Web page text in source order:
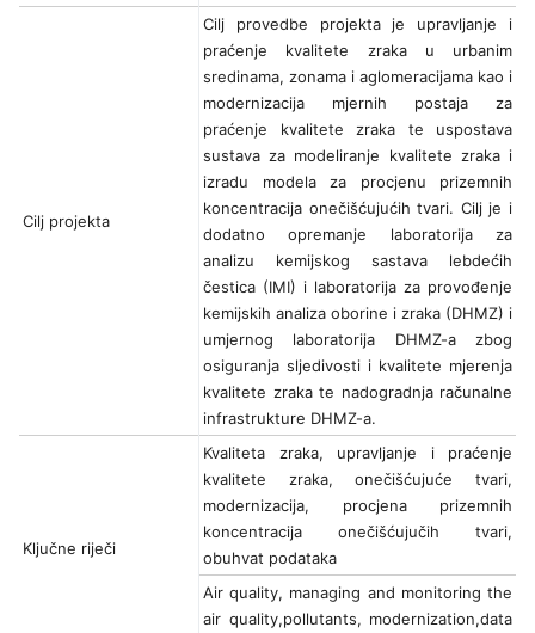
Cilj projekta
Cilj provedbe projekta je upravljanje i
praćenje kvalitete zraka u urbanim
sredinama, zonama i aglomeracijama kao i
modernizacija mjernih postaja za
praćenje kvalitete zraka te uspostava
sustava za modeliranje kvalitete zraka i
izradu modela za procjenu prizemnih
koncentracija onečišćujućih tvari. Cilj je i
dodatno opremanje laboratorija za
analizu kemijskog sastava lebdećih
čestica (IMI) i laboratorija za provođenje
kemijskih analiza oborine i zraka (DHMZ) i
umjernog laboratorija DHMZ-a zbog
osiguranja sljedivosti i kvalitete mjerenja
kvalitete zraka te nadogradnja računalne
infrastrukture DHMZ-a.
Ključne riječi
Kvaliteta zraka, upravljanje i praćenje
kvalitete zraka, onečišćujuće tvari,
modernizacija, procjena prizemnih
koncentracija onečišćujučih tvari,
obuhvat podataka
Air quality, managing and monitoring the
air quality,pollutants, modernization,data